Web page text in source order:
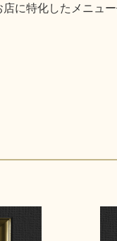
に特化したメニュ